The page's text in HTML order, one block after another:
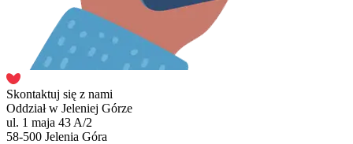
Skontaktuj się z nami
Oddział w Jeleniej Górze
ul. 1 maja 43 A/2
58-500 Jelenia Góra